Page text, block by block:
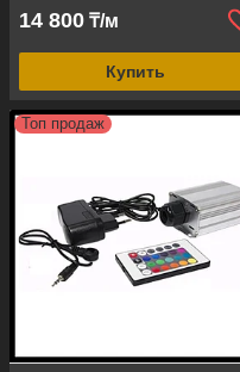
14 800 ₸/м
Купить
Топ продаж